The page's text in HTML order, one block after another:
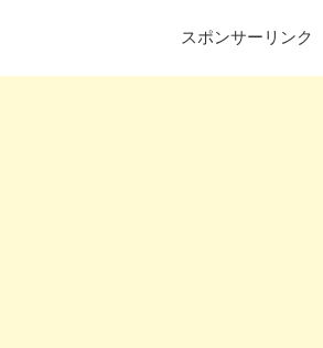
スポンサーリンク